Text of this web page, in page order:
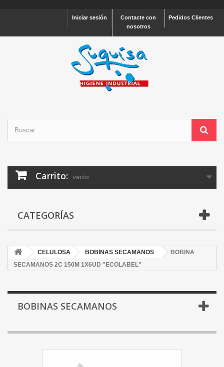
Pedidos Clientes
Contacte con
nosotros
Iniciar sesión
Carrito: vacío
CATEGORÍAS
CELULOSA BOBINAS SECAMANOS
BOBINA
SECAMANOS 2C 150M 1X6UD "ECOLABEL"
BOBINAS SECAMANOS